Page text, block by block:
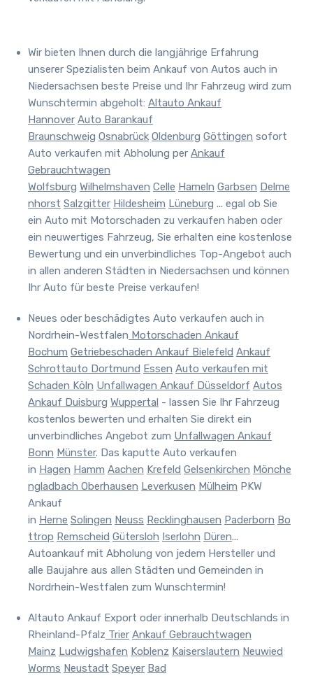
Wir bieten Ihnen durch die langjährige Erfahrung
unserer Spezialisten beim Ankauf von Autos auch in
Niedersachsen beste Preise und Ihr Fahrzeug wird zum
Wunschtermin abgeholt: Altauto Ankauf
Hannover Auto Barankauf
Braunschweig Osnabrück Oldenburg Göttingen sofort
Auto verkaufen mit Abholung per Ankauf
Gebrauchtwagen
Wolfsburg Wilhelmshaven Celle Hameln Garbsen Delme
nhorst Salzgitter Hildesheim Lüneburg ... egal ob Sie
ein Auto mit Motorschaden zu verkaufen haben oder
ein neuwertiges Fahrzeug, Sie erhalten eine kostenlose
Bewertung und ein unverbindliches Top-Angebot auch
in allen anderen Städten in Niedersachsen und können
Ihr Auto für beste Preise verkaufen!
Neues oder beschädigtes Auto verkaufen auch in
Nordrhein-Westfalen Motorschaden Ankauf
Bochum Getriebeschaden Ankauf Bielefeld Ankauf
Schrottauto Dortmund Essen Auto verkaufen mit
Schaden Köln Unfallwagen Ankauf Düsseldorf Autos
Ankauf Duisburg Wuppertal - lassen Sie Ihr Fahrzeug
kostenlos bewerten und erhalten Sie direkt ein
unverbindliches Angebot zum Unfallwagen Ankauf
Bonn Münster. Das kaputte Auto verkaufen
in Hagen Hamm Aachen Krefeld Gelsenkirchen Mönche
ngladbach Oberhausen Leverkusen Mülheim PKW
Ankauf
in Herne Solingen Neuss Recklinghausen Paderborn Bo
ttrop Remscheid Gütersloh Iserlohn Düren...
Autoankauf mit Abholung von jedem Hersteller und
alle Baujahre aus allen Städten und Gemeinden in
Nordrhein-Westfalen zum Wunschtermin!
Altauto Ankauf Export oder innerhalb Deutschlands in
Rheinland-Pfalz Trier Ankauf Gebrauchtwagen
Mainz Ludwigshafen Koblenz Kaiserslautern Neuwied
Worms Neustadt Speyer Bad